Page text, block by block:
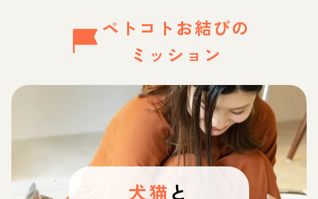
ペトコトお結びの
ミッション
犬猫 と